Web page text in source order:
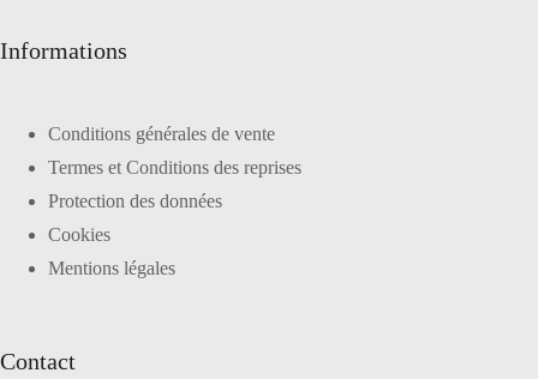
Informations
Conditions générales de vente
Termes et Conditions des reprises
Protection des données
Cookies
Mentions légales
Contact